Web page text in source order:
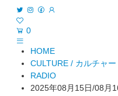
0
HOME
CULTURE / カルチャー
RADIO
2025年08月15日/08月